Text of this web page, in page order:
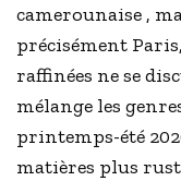
camerounaise ,
précisément
raffinées ne se
mélange les
printemps-été
matières plus